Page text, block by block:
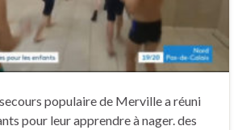
populaire de Merville a réuni
pour leur apprendre à nager. des